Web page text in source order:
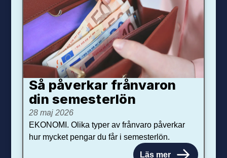
Så påverkar från­varon
din semester­lön
28 maj 2026
EKONOMI. Olika typer av frånvaro påverkar
hur mycket pengar du får i semesterlön.
Läs mer